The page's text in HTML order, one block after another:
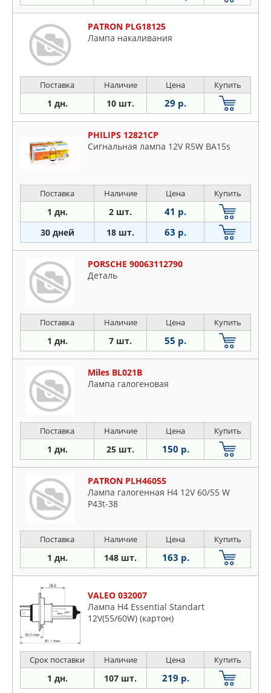
PATRON PLG18125
Лампа накаливания
Поставка Наличие Цена Купить
1 дн. 10 шт. 29 р.
PHILIPS 12821CP
Сигнальная лампа 12V R5W BA15s
Поставка Наличие Цена Купить
1 дн. 2 шт. 41 р.
30 дней 18 шт. 63 р.
PORSCHE 90063112790
Деталь
Поставка Наличие Цена Купить
1 дн. 7 шт. 55 р.
Miles BL021B
Лампа галогеновая
Поставка Наличие Цена Купить
1 дн. 25 шт. 150 р.
PATRON PLH46055
Лампа галогенная H4 12V 60/55 W
P43t-38
Поставка Наличие Цена Купить
1 дн. 148 шт. 163 р.
VALEO 032007
Лампа H4 Essential Standart
12V(55/60W) (картон)
Срок поставки Наличие Цена Купить
1 дн. 107 шт. 219 р.